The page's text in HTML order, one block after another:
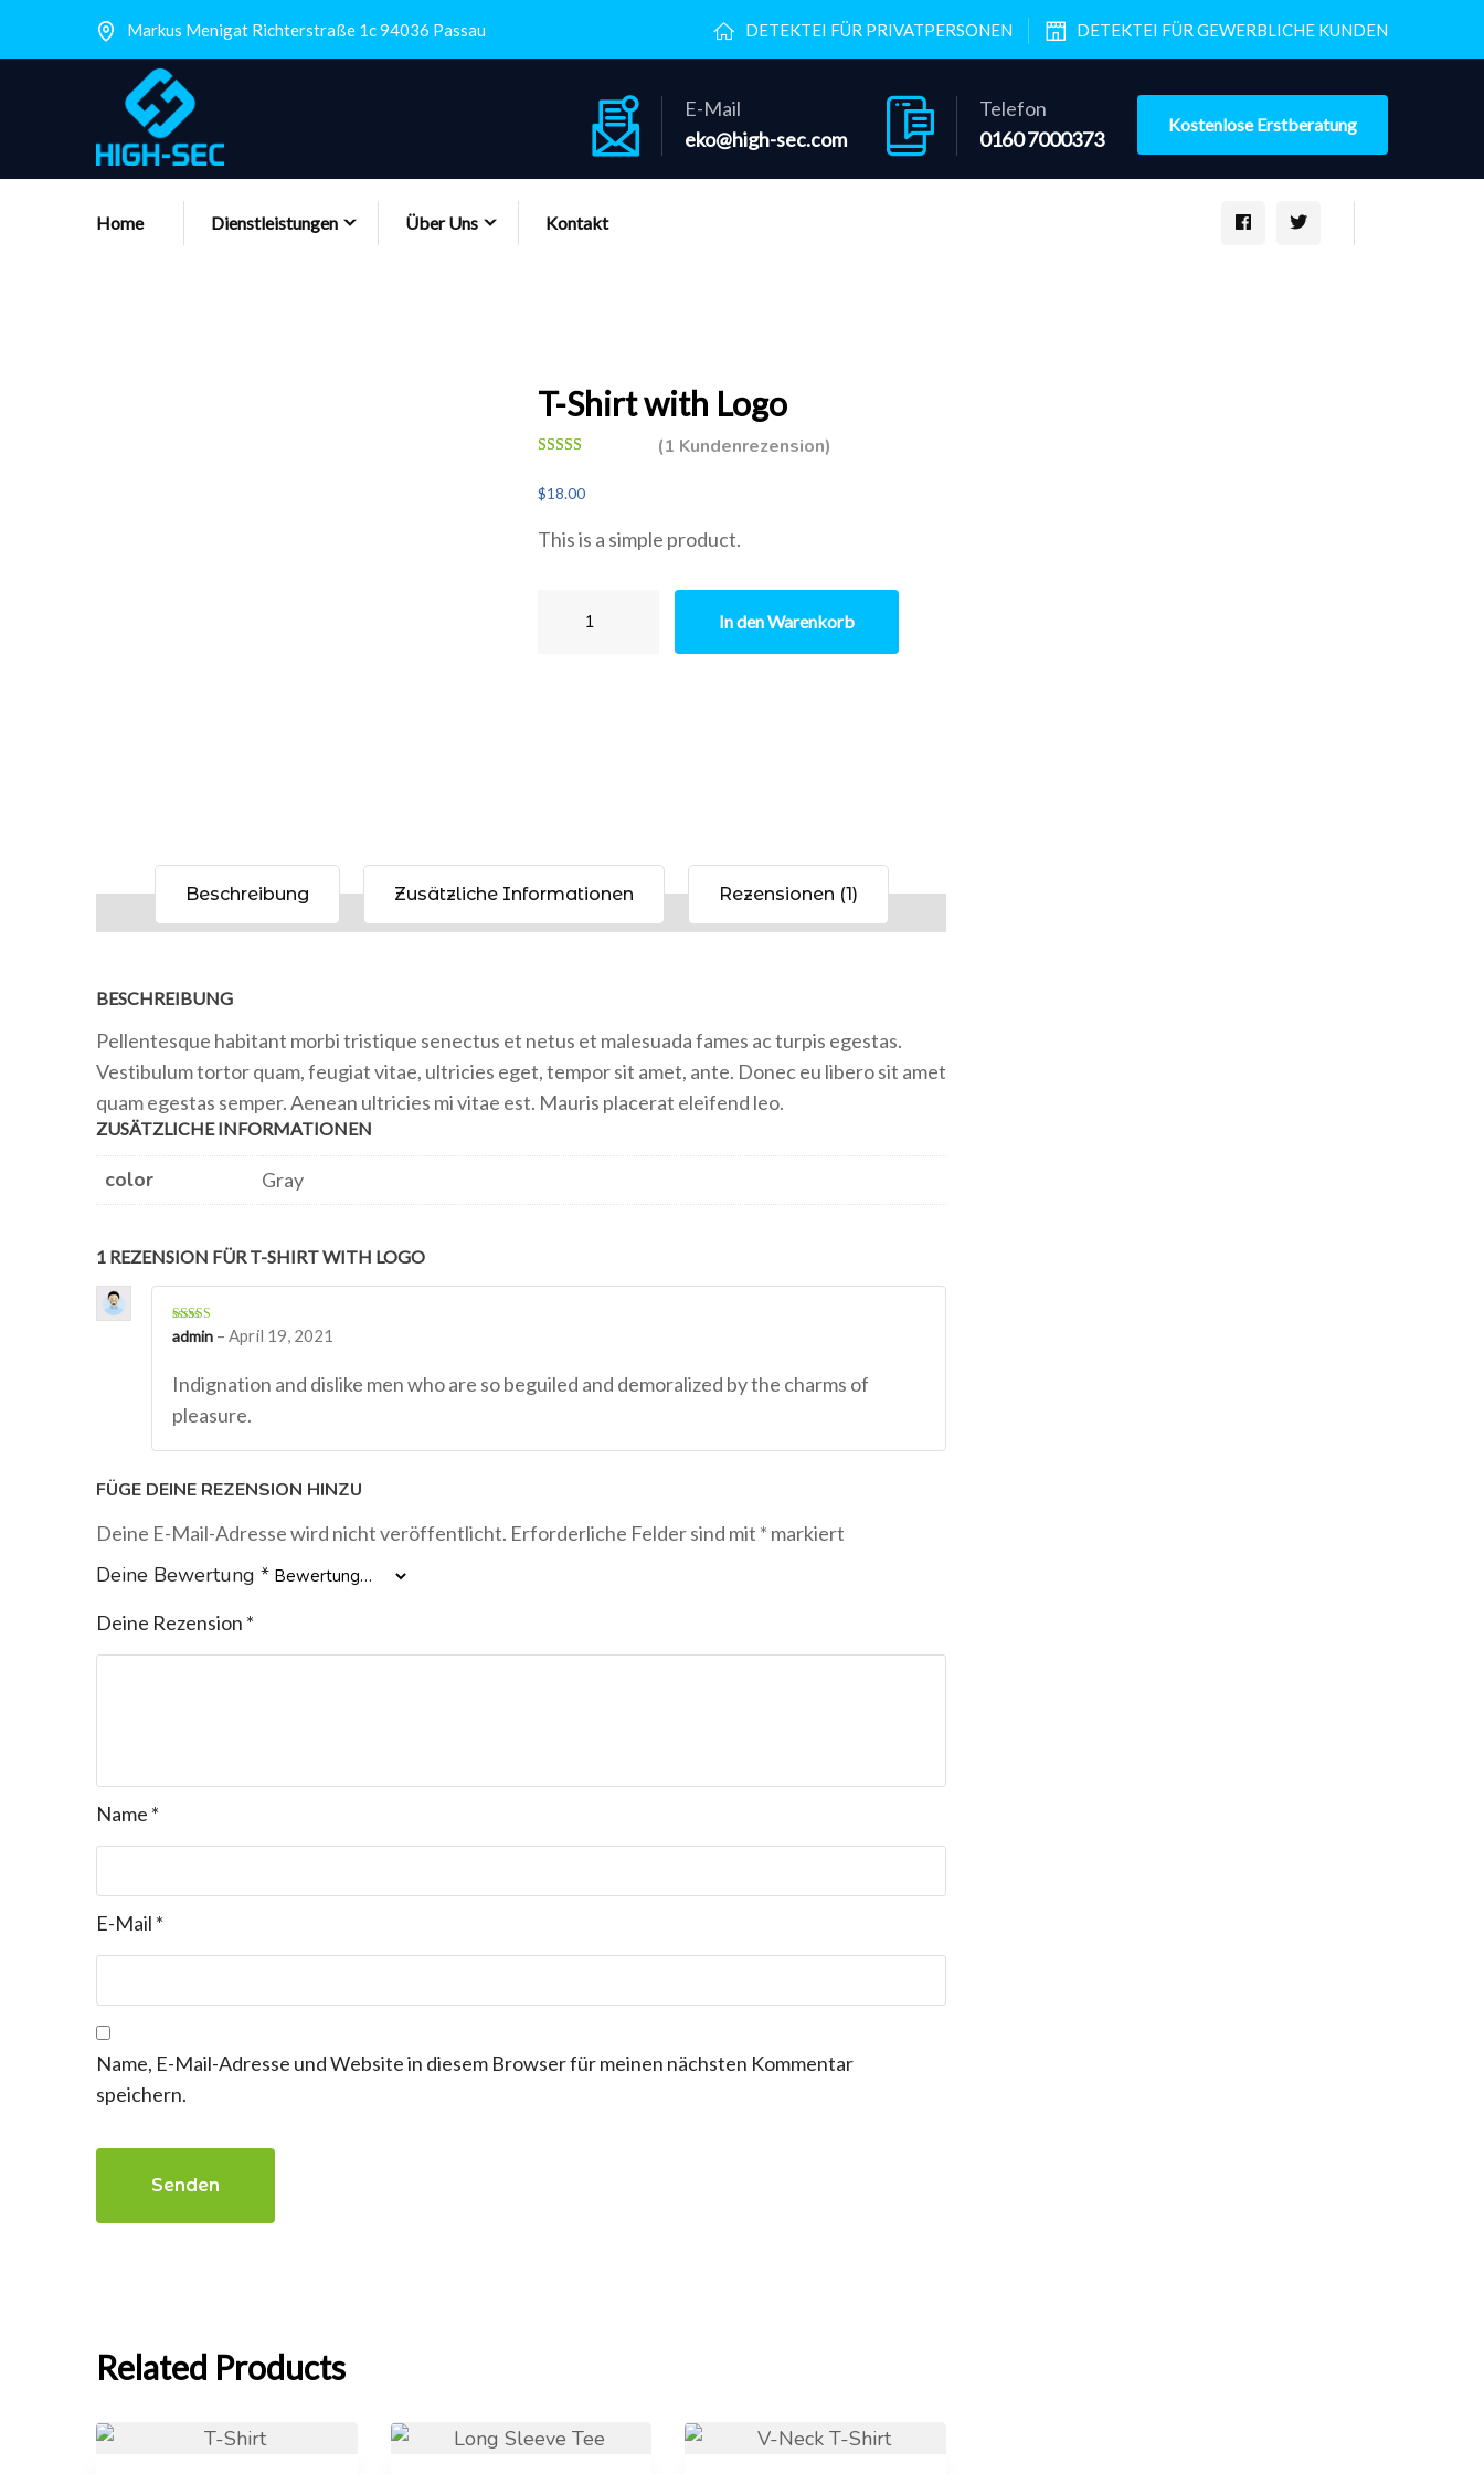
Markus Menigat Richterstraße 1c 94036 Passau DETEKTEI FÜR PRIVATPERSONEN DETEKTEI FÜR GEWERBLICHE KUNDEN
E-Mail
eko@high-sec.com
Telefon
0160 7000373
Kostenlose Erstberatung
Home Dienstleistungen Über Uns Kontakt
T-Shirt with Logo
4.00 von 5,
basierend auf
(1 Kundenrezension)
$18.00
This is a simple product.
In den Warenkorb
Beschreibung Zusätzliche Informationen Rezensionen (1)
BESCHREIBUNG
Pellentesque habitant morbi tristique senectus et netus et malesuada fames ac turpis egestas.
Vestibulum tortor quam, feugiat vitae, ultricies eget, tempor sit amet, ante. Donec eu libero sit amet
quam egestas semper. Aenean ultricies mi vitae est. Mauris placerat eleifend leo.
ZUSÄTZLICHE INFORMATIONEN
color Gray
1 REZENSION FÜR T-SHIRT WITH LOGO
Bewertet
mit4von
admin – April 19, 2021
Indignation and dislike men who are so beguiled and demoralized by the charms of
pleasure.
FÜGE DEINE REZENSION HINZU
Deine E-Mail-Adresse wird nicht veröffentlicht. Erforderliche Felder sind mit * markiert
Deine Bewertung *
Deine Rezension *
Name *
E-Mail *
Name, E-Mail-Adresse und Website in diesem Browser für meinen nächsten Kommentar
speichern.
Related Products